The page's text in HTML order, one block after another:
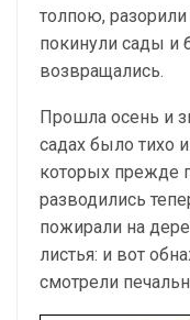
толпою,
покинули сады и
возвращались.
Прошла осень и
садах было тихо
которых прежде
разводились
пожирали на
листья: и вот
смотрели